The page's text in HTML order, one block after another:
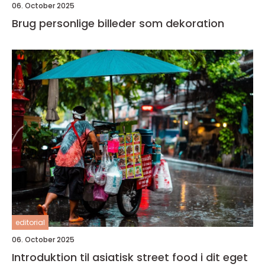
06. October 2025
Brug personlige billeder som dekoration
editorial
06. October 2025
Introduktion til asiatisk street food i dit eget